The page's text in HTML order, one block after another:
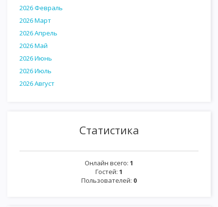
2026 Февраль
2026 Март
2026 Апрель
2026 Май
2026 Июнь
2026 Июль
2026 Август
Статистика
Онлайн всего: 1
Гостей: 1
Пользователей: 0